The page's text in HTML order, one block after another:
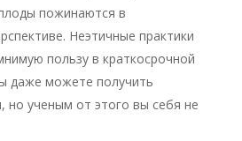
пожинаются в
Неэтичные практики
пользу в краткосрочной
даже можете получить
но ученым от этого вы себя не